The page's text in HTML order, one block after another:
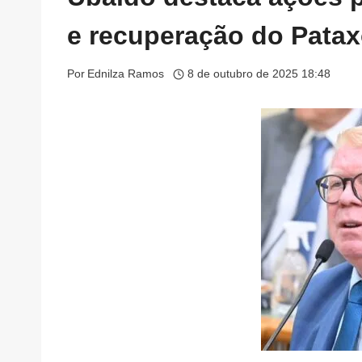
e recuperação do
Por Ednilza Ramos 8 de outubro de 2025 18:48